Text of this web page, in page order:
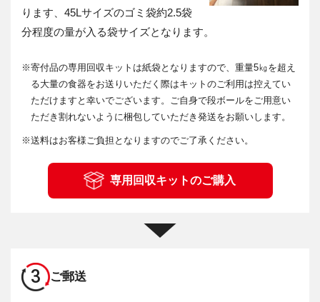
ります、45Lサイズのゴミ袋約2.5袋
分程度の量が入る袋サイズとなります。
※寄付品の専用回収キットは紙袋となりますので、重量5㎏を超え
る大量の食器をお送りいただく際はキットのご利用は控えてい
ただけますと幸いでございます。ご自身で段ボールをご用意い
ただき割れないように梱包していただき発送をお願いします。
※送料はお客様ご負担となりますのでご了承ください。
専用回収キットのご購入
3 ご郵送